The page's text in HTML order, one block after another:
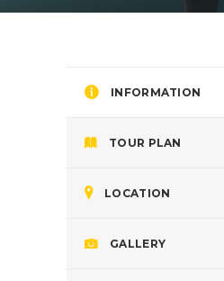
INFORMATION
TOUR PLAN
LOCATION
GALLERY